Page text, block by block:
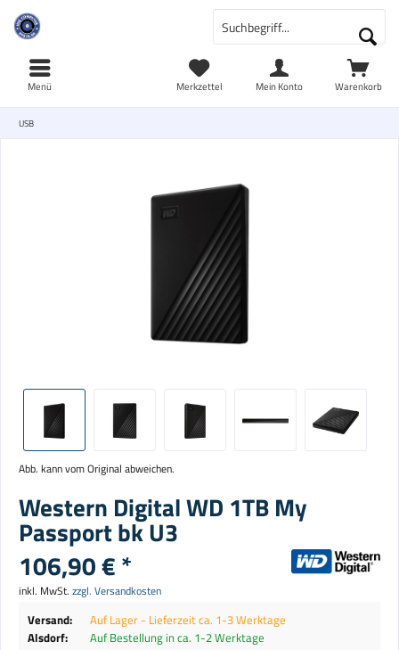
Warenkorb
Merkzettel Mein Konto
Menü
USB
Abb. kann vom Original abweichen.
Western Digital WD 1TB My
Passport bk U3
106,90 € *
inkl. MwSt. zzgl. Versandkosten
Versand:
Auf Lager - Lieferzeit ca. 1-3 Werktage
Alsdorf:
Auf Bestellung in ca. 1-2 Werktage